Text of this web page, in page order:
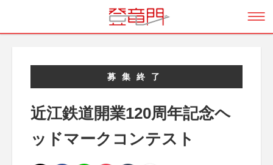
募集終了
近江鉄道開業120周年記念ヘ
ッドマークコンテスト